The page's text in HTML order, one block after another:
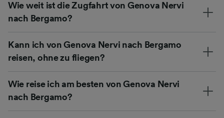
Wie weit ist die Zugfahrt von Genova Nervi
nach Bergamo?
Kann ich von Genova Nervi nach Bergamo
reisen, ohne zu fliegen?
Wie reise ich am besten von Genova Nervi
nach Bergamo?